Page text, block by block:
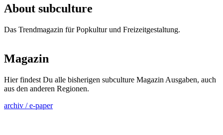
About subculture
Das Trendmagazin für Popkultur und Freizeitgestaltung.
Magazin
Hier findest Du alle bisherigen subculture Magazin Ausgaben, auch
aus den anderen Regionen.
archiv / e-paper